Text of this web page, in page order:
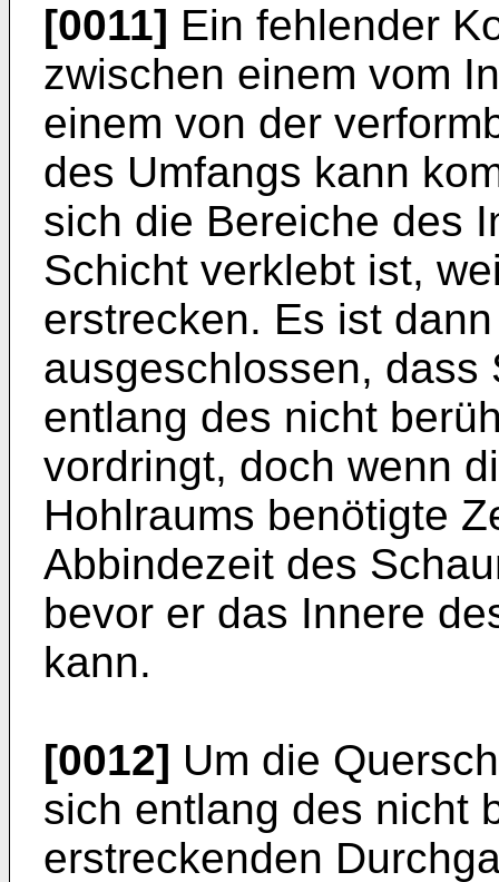
[0011] Ein fehlender
zwischen einem vom
einem von der
des Umfangs kann
sich die Bereiche des
Schicht verklebt ist,
erstrecken. Es ist
ausgeschlossen, dass
entlang des nicht
vordringt, doch wenn
Hohlraums benötigte
Abbindezeit des
bevor er das Innere
kann.
[0012] Um die
sich entlang des nicht
erstreckenden